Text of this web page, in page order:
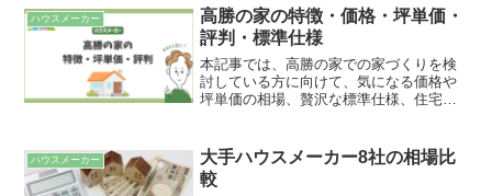
は、見積もり及び坪単価の解説もしてい
ますので参考にしてみて下さい。
ハウスメーカー
高勝の家の特徴・価格・坪単価・
評判・標準仕様
本記事では、高勝の家での家づくりを検
討している方に向けて、気になる価格や
坪単価の相場、贅沢な標準仕様、住宅性
を徹底的に解説します。
ハウスメーカー
大手ハウスメーカー8社の相場比
較